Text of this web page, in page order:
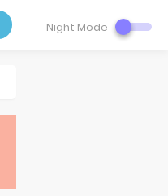
Night Mode